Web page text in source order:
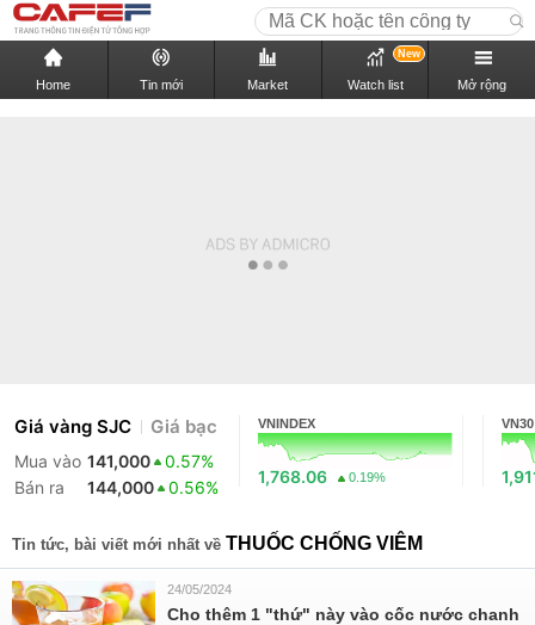
Home Tin mới Market Watch list
New
Mở rộng
Giá vàng SJC Giá bạc
Mua vào 141,000
0.57%
Bán ra
144,000 0.56%
VNINDEX
1,768.06 0.19%
VN30
Tin tức, bài viết mới nhất về THUỐC CHỐNG VIÊM
24/05/2024
Cho thêm 1 "thứ" này vào cốc nước chanh